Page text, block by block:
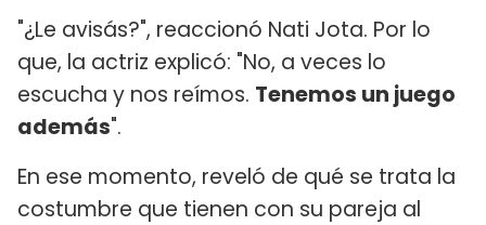
"¿Le avisás?", reaccionó Nati Jota. Por lo
que, la actriz explicó: "No, a veces lo
escucha y nos reímos. Tenemos un juego
además".
En ese momento, reveló de qué se trata la
costumbre que tienen con su pareja al